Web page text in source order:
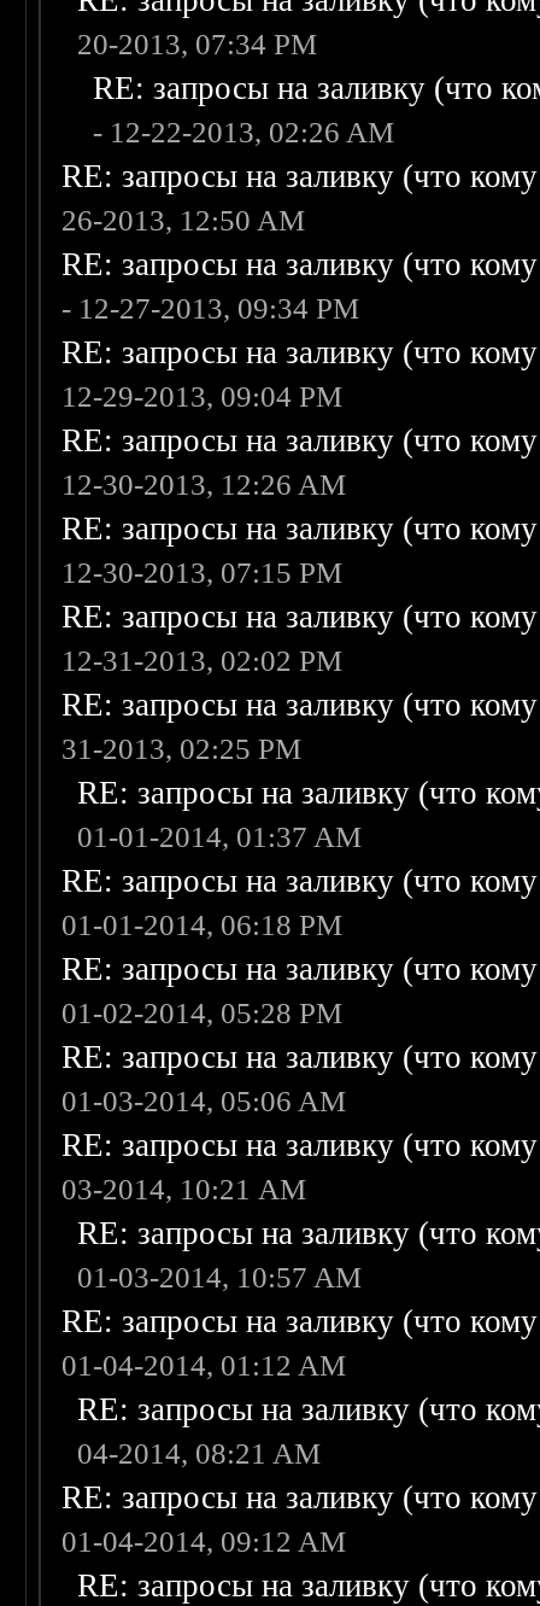
20-2013, 07:34 PM
RE: запросы на заливку (что
- 12-22-2013, 02:26 AM
RE: запросы на заливку (что
26-2013, 12:50 AM
RE: запросы на заливку (что
- 12-27-2013, 09:34 PM
RE: запросы на заливку (что
12-29-2013, 09:04 PM
RE: запросы на заливку (что
12-30-2013, 12:26 AM
RE: запросы на заливку (что
12-30-2013, 07:15 PM
RE: запросы на заливку (что
12-31-2013, 02:02 PM
RE: запросы на заливку (что
31-2013, 02:25 PM
RE: запросы на заливку (что
01-01-2014, 01:37 AM
RE: запросы на заливку (что
01-01-2014, 06:18 PM
RE: запросы на заливку (что
01-02-2014, 05:28 PM
RE: запросы на заливку (что
01-03-2014, 05:06 AM
RE: запросы на заливку (что
03-2014, 10:21 AM
RE: запросы на заливку (что
01-03-2014, 10:57 AM
RE: запросы на заливку (что
01-04-2014, 01:12 AM
RE: запросы на заливку (что
04-2014, 08:21 AM
RE: запросы на заливку (что
01-04-2014, 09:12 AM
RE: запросы на заливку (что